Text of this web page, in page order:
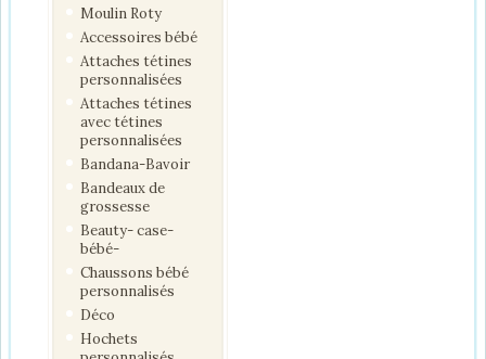
Moulin Roty
Accessoires bébé
Attaches tétines
personnalisées
Attaches tétines
avec tétines
personnalisées
Bandana-Bavoir
Bandeaux de
grossesse
Beauty- case-
bébé-
Chaussons bébé
personnalisés
Déco
Hochets